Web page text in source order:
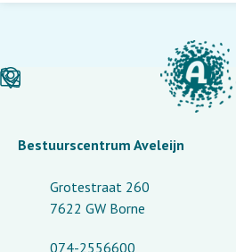
Bestuurscentrum Aveleijn
Grotestraat 260
7622 GW Borne
074-2556600